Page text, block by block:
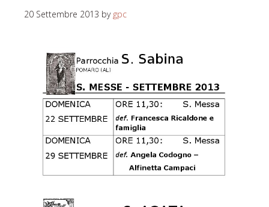
20 Settembre 2013 by gpc